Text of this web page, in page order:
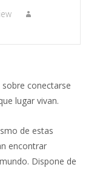
conectarse
lugar vivan.
de estas
encontrar
Dispone de